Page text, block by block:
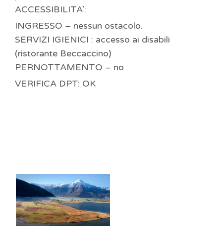
ACCESSIBILITA’:
INGRESSO – nessun ostacolo.
SERVIZI IGIENICI : accesso ai disabili
(ristorante Beccaccino)
PERNOTTAMENTO – no
VERIFICA DPT: OK